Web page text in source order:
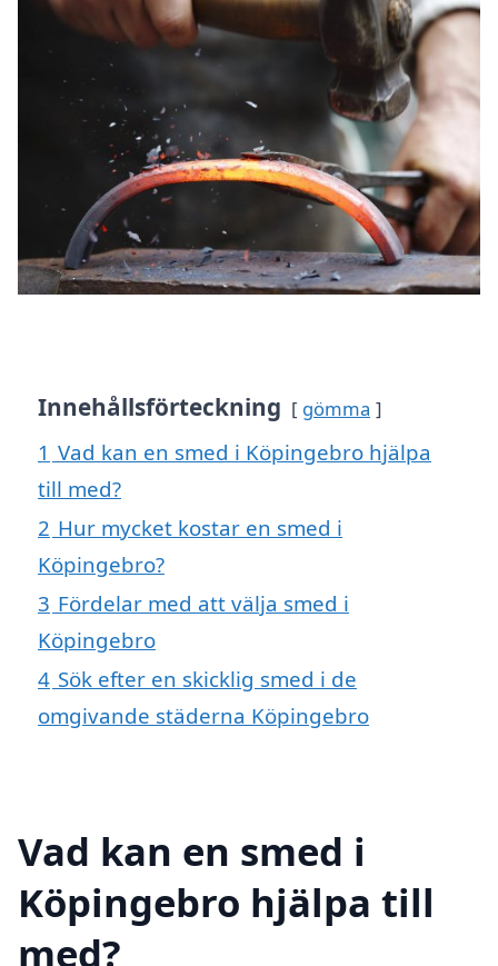
Innehållsförteckning gömma
1 Vad kan en smed i Köpingebro hjälpa
till med?
2 Hur mycket kostar en smed i
Köpingebro?
3 Fördelar med att välja smed i
Köpingebro
4 Sök efter en skicklig smed i de
omgivande städerna Köpingebro
Vad kan en smed i
Köpingebro hjälpa till
med?